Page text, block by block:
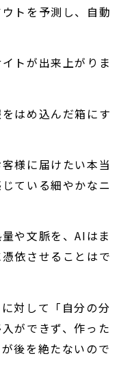
トを予測し、自動
トが出来上がりま
はめ込んだ箱にす
様に届けたい本当
ている細やかなニ
や文脈を、AIはま
依させることはで
対して「自分の分
ができず、作った
後を絶たないので